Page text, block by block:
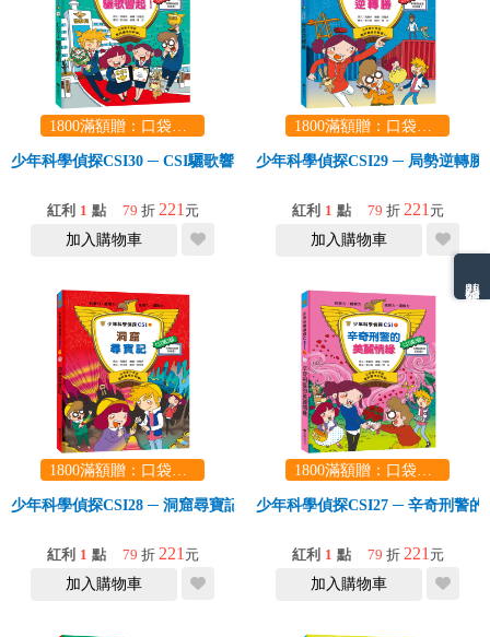
1800滿額贈：口袋玩具一份（隨機出貨） (summer read)
少年科學偵探CSI30 ─ CSI驪歌響起！
紅利 1 點 79 折 221 元
加入購物車
1800滿額贈：口袋玩具一份（隨機出貨） (summer read)
少年科學偵探CSI29 ─ 局勢逆轉勝
紅利 1 點 79 折 221 元
加入購物車
1800滿額贈：口袋玩具一份（隨機出貨） (summer read)
少年科學偵探CSI28 ─ 洞窟尋寶記
紅利 1 點 79 折 221 元
加入購物車
1800滿額贈：口袋玩具一份（隨機出貨） (summer read)
少年科學偵探CSI27 ─ 辛奇刑警的
紅利 1 點 79 折 221 元
加入購物車